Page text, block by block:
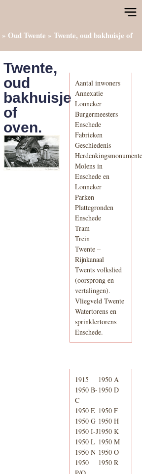
» Oud Twente » Twente, oud bakhuisje of
Twente,
oud
bakhuisje
of
oven.
Aantal inwoners
Annexatie
Lonneker
Burgermeesters
Enschede
Fabrieken
Geschiedenis
Molens in
Enschede en
Lonneker
Parken
Plattegronden
Enschede
Tram
Trein
Twente –
Rijnkanaal
Twents volkslied
(oorsprong en
vertalingen).
Vliegveld Twente
Watertorens en
sprinklertorens
Enschede.
1915
1950 A
1950 B-
C
1950 D
1950 E 1950 F
1950 G 1950 H
1950 I-J1950 K
1950 L 1950 M
1950 N 1950 O
1950
1950 R